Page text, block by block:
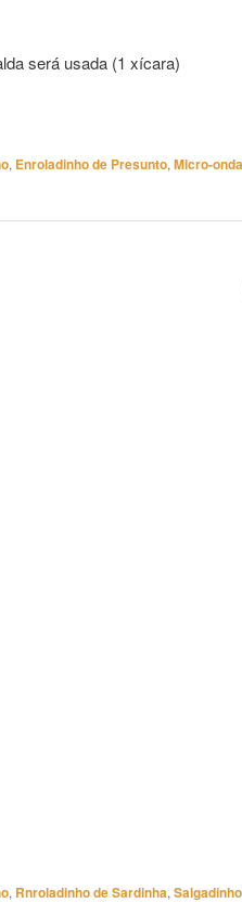
será usada (1 xícara)
, Enroladinho de Presunto, Micro-
, Rnroladinho de Sardinha, Salgadinho